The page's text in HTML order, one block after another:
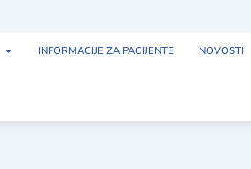
INFORMACIJE ZA PACIJENTE NOVOSTI